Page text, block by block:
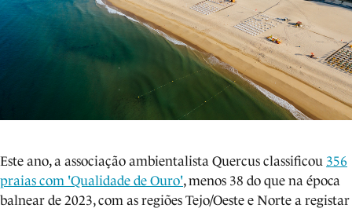
Este ano, a associação ambientalista Quercus classificou 356
praias com 'Qualidade de Ouro', menos 38 do que na época
balnear de 2023, com as regiões Tejo/Oeste e Norte a registar